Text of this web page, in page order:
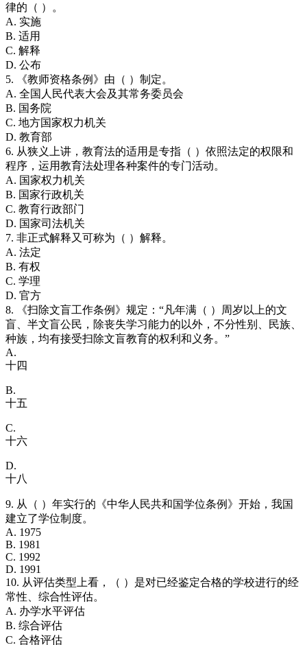
律的（ ）。
A. 实施
B. 适用
C. 解释
D. 公布
5. 《教师资格条例》由（ ）制定。
A. 全国人民代表大会及其常务委员会
B. 国务院
C. 地方国家权力机关
D. 教育部
6. 从狭义上讲，教育法的适用是专指（ ）依照法定的权限和
程序，运用教育法处理各种案件的专门活动。
A. 国家权力机关
B. 国家行政机关
C. 教育行政部门
D. 国家司法机关
7. 非正式解释又可称为（ ）解释。
A. 法定
B. 有权
C. 学理
D. 官方
8. 《扫除文盲工作条例》规定：“凡年满（ ）周岁以上的文
盲、半文盲公民，除丧失学习能力的以外，不分性别、民族、
种族，均有接受扫除文盲教育的权利和义务。”
A.
十四
B.
十五
C.
十六
D.
十八
9. 从（ ）年实行的《中华人民共和国学位条例》开始，我国
建立了学位制度。
A. 1975
B. 1981
C. 1992
D. 1991
10. 从评估类型上看，（ ）是对已经鉴定合格的学校进行的经
常性、综合性评估。
A. 办学水平评估
B. 综合评估
C. 合格评估